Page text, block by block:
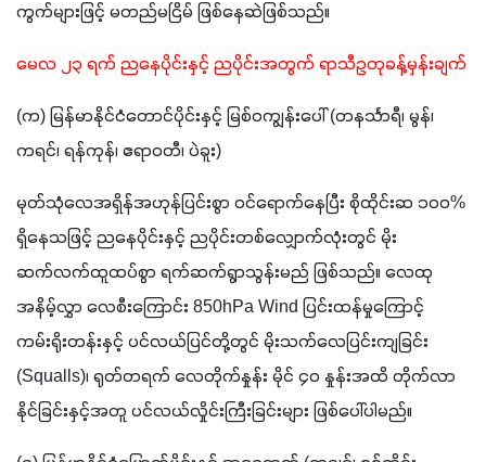
ကွက်များဖြင့် မတည်မငြိမ် ဖြစ်နေဆဲဖြစ်သည်။
မေလ ၂၃ ရက် ညနေပိုင်းနှင့် ညပိုင်းအတွက် ရာသီဥတုခန့်မှန်းချက်
(က) မြန်မာနိုင်ငံတောင်ပိုင်းနှင့် မြစ်ဝကျွန်းပေါ် (တနင်္သာရီ၊ မွန်၊
ကရင်၊ ရန်ကုန်၊ ဧရာဝတီ၊ ပဲခူး)
မုတ်သုံလေအရှိန်အဟုန်ပြင်းစွာ ဝင်ရောက်နေပြီး စိုထိုင်းဆ ၁၀၀%
ရှိနေသဖြင့် ညနေပိုင်းနှင့် ညပိုင်းတစ်လျှောက်လုံးတွင် မိုး
ဆက်လက်ထူထပ်စွာ ရက်ဆက်ရွာသွန်းမည် ဖြစ်သည်။ လေထု
အနိမ့်လွှာ လေစီးကြောင်း 850hPa Wind ပြင်းထန်မှုကြောင့်
ကမ်းရိုးတန်းနှင့် ပင်လယ်ပြင်တို့တွင် မိုးသက်လေပြင်းကျခြင်း
(Squalls)၊ ရုတ်တရက် လေတိုက်နှုန်း မိုင် ၄၀ နှုန်းအထိ တိုက်လာ
နိုင်ခြင်းနှင့်အတူ ပင်လယ်လှိုင်းကြီးခြင်းများ ဖြစ်ပေါ်ပါမည်။